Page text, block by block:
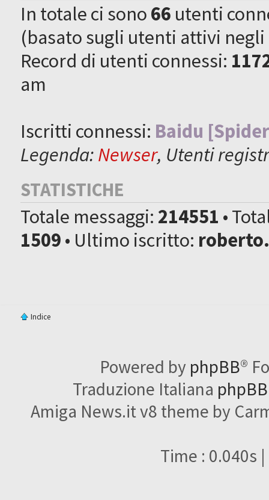
In totale ci sono66 utenti
(basato sugli utenti attivi
Record di utenti connessi:
am
Iscritti connessi: Baidu
Legenda:Newser, Utenti
STATISTICHE
Totale messaggi: 214551 •
1509• Ultimo iscritto:
Indice
Powered by phpBB®
Traduzione Italiana
Amiga News.it v8 theme by
Time : 0.040s